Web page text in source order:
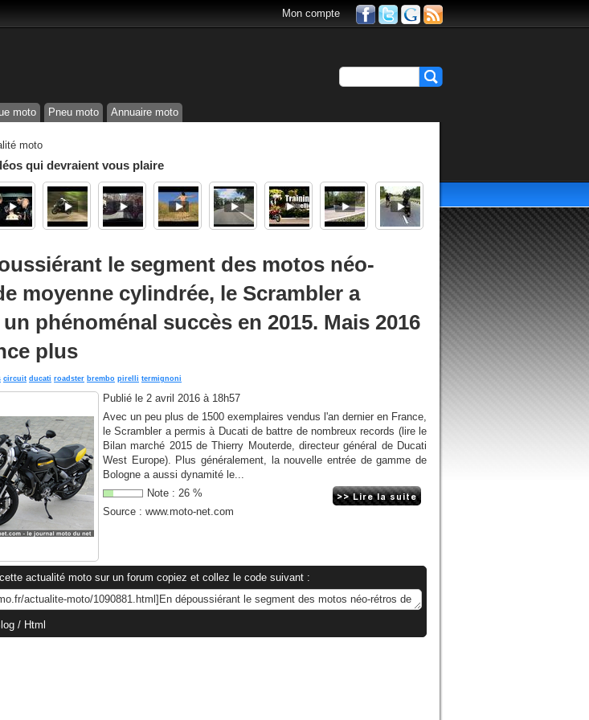
Mon compte
moto Pneu moto Annuaire moto
moto
qui devraient vous plaire
le segment des motos néo-
moyenne cylindrée, le Scrambler a
phénoménal succès en 2015. Mais 2016
plus
circuit ducati roadster brembo pirelli termignoni
Publié le 2 avril 2016 à 18h57
Avec un peu plus de 1500 exemplaires vendus l'an dernier en France,
le Scrambler a permis à Ducati de battre de nombreux records (lire le
Bilan marché 2015 de Thierry Mouterde, directeur général de Ducati
West Europe). Plus généralement, la nouvelle entrée de gamme de
Bologne a aussi dynamité le...
Note : 26 %
Source : www.moto-net.com
actualité moto sur un forum copiez et collez le code suivant :
/ Html